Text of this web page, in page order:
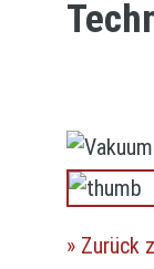
» Zurück